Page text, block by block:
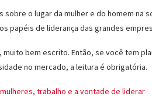
sobre o lugar da mulher e do homem
papéis de liderança das grandes
bem escrito. Então, se você tem
no mercado, a leitura é obrigatória.
trabalho e a vontade de liderar